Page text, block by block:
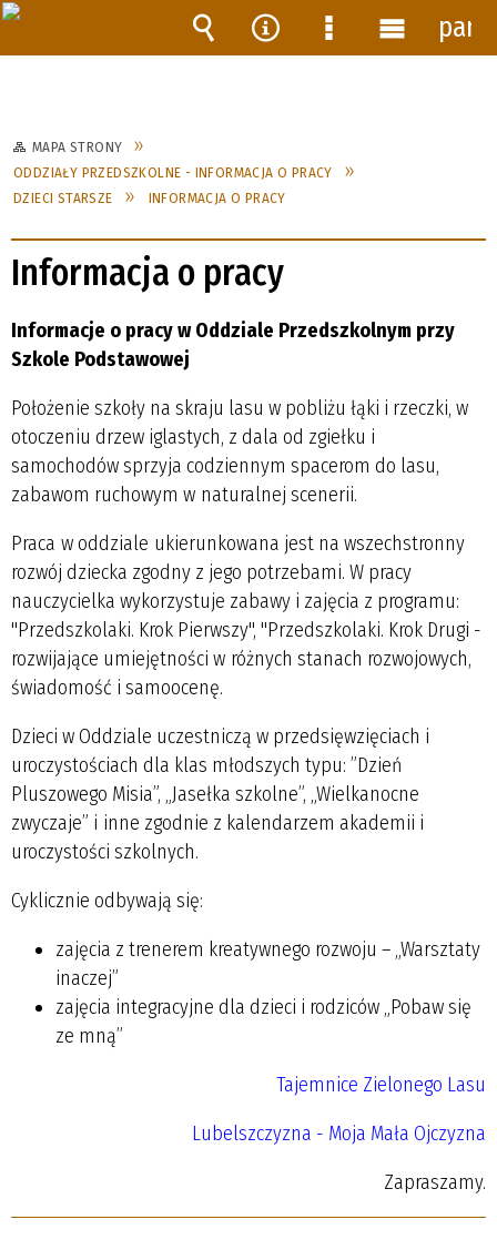
MAPA STRONY
ODDZIAŁY PRZEDSZKOLNE - INFORMACJA O PRACY
DZIECI STARSZE
INFORMACJA O PRACY
Informacja o pracy
Informacje o pracy w Oddziale Przedszkolnym przy
Szkole Podstawowej
Położenie szkoły na skraju lasu w pobliżu łąki i rzeczki, w
otoczeniu drzew iglastych, z dala od zgiełku i
samochodów sprzyja codziennym spacerom do lasu,
zabawom ruchowym w naturalnej scenerii.
Praca w oddziale ukierunkowana jest na wszechstronny
rozwój dziecka zgodny z jego potrzebami. W pracy
nauczycielka wykorzystuje zabawy i zajęcia z programu:
"Przedszkolaki. Krok Pierwszy", "Przedszkolaki. Krok Drugi -
rozwijające umiejętności w różnych stanach rozwojowych,
świadomość i samoocenę.
Dzieci w Oddziale uczestniczą w przedsięwzięciach i
uroczystościach dla klas młodszych typu: ”Dzień
Pluszowego Misia”, „Jasełka szkolne”, „Wielkanocne
zwyczaje” i inne zgodnie z kalendarzem akademii i
uroczystości szkolnych.
Cyklicznie odbywają się:
zajęcia z trenerem kreatywnego rozwoju – „Warsztaty
inaczej”
zajęcia integracyjne dla dzieci i rodziców „Pobaw się
ze mną”
Tajemnice Zielonego Lasu
Lubelszczyzna - Moja Mała Ojczyzna
Zapraszamy.
Wyszukiwarka
Narzędzia
MenuMenu